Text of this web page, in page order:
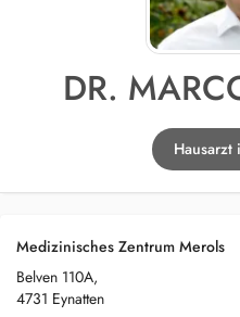
DR.
Hausarzt
Medizinisches Zentrum Merols
Belven 110A,
4731 Eynatten